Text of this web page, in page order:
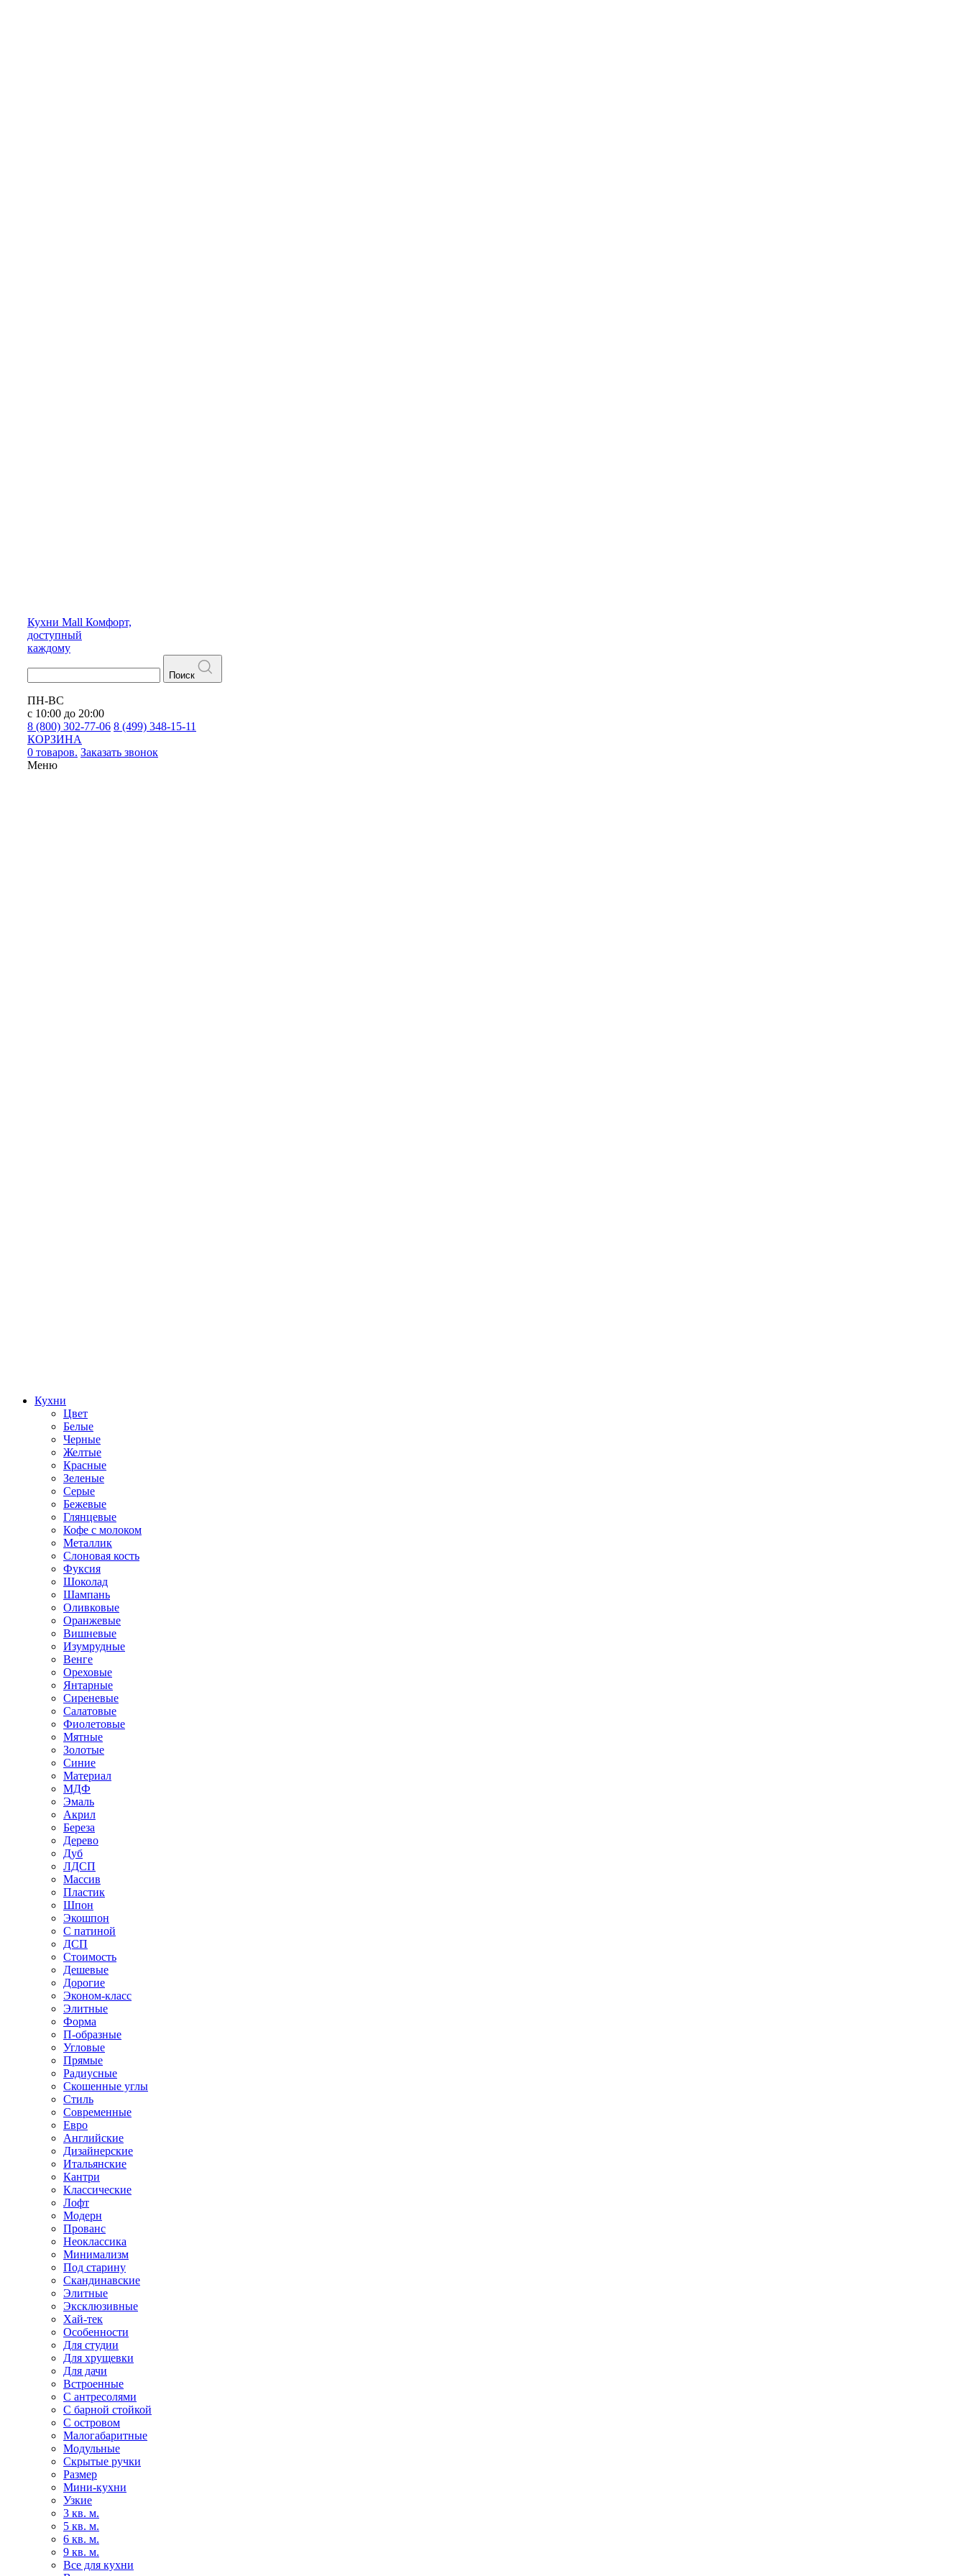
Кухни Mall Комфорт,
доступный
каждому
Поиск
ПН-ВС
с 10:00 до 20:00
8 (800) 302-77-06 8 (499) 348-15-11
КОРЗИНА
0 товаров. Заказать звонок
Меню
Кухни
Цвет
Белые
Черные
Желтые
Красные
Зеленые
Серые
Бежевые
Глянцевые
Кофе с молоком
Металлик
Слоновая кость
Фуксия
Шоколад
Шампань
Оливковые
Оранжевые
Вишневые
Изумрудные
Венге
Ореховые
Янтарные
Сиреневые
Салатовые
Фиолетовые
Мятные
Золотые
Синие
Материал
МДФ
Эмаль
Акрил
Береза
Дерево
Дуб
ЛДСП
Массив
Пластик
Шпон
Экошпон
С патиной
ДСП
Стоимость
Дешевые
Дорогие
Эконом-класс
Элитные
Форма
П-образные
Угловые
Прямые
Радиусные
Скошенные углы
Стиль
Современные
Евро
Английские
Дизайнерские
Итальянские
Кантри
Классические
Лофт
Модерн
Прованс
Неоклассика
Минимализм
Под старину
Скандинавские
Элитные
Эксклюзивные
Хай-тек
Особенности
Для студии
Для хрущевки
Для дачи
Встроенные
С антресолями
С барной стойкой
С островом
Малогабаритные
Модульные
Скрытые ручки
Размер
Мини-кухни
Узкие
3 кв. м.
5 кв. м.
6 кв. м.
9 кв. м.
Все для кухни